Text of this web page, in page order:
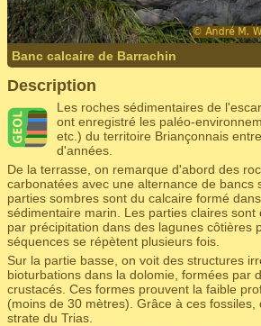
Banc calcaire de Barrachin
Description
Les roches sédimentaires de
ont enregistré les paléo-
etc.) du territoire Briançonnais
d'années.
De la terrasse, on remarque d'abord des
carbonatées avec une alternance de bancs
parties sombres sont du calcaire formé
sédimentaire marin. Les parties claires sont
par précipitation dans des lagunes côtières
séquences se répètent plusieurs fois.
Sur la partie basse, on voit des structures
bioturbations dans la dolomie, formées par
crustacés. Ces formes prouvent la faible
(moins de 30 mètres). Grâce à ces fossiles,
strate du Trias.